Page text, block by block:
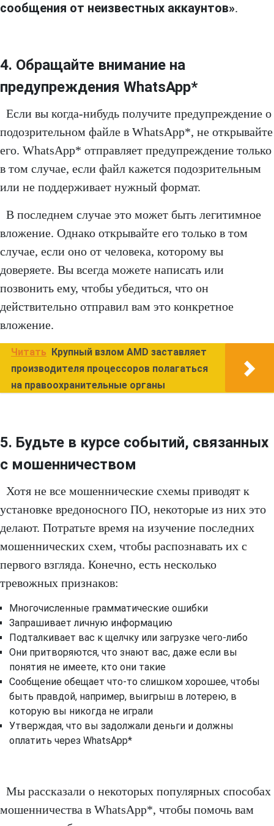
сообщения от неизвестных аккаунтов».
4. Обращайте внимание на
предупреждения WhatsApp*
Если вы когда-нибудь получите предупреждение о
подозрительном файле в WhatsApp*, не открывайте
его. WhatsApp* отправляет предупреждение только
в том случае, если файл кажется подозрительным
или не поддерживает нужный формат.
В последнем случае это может быть легитимное
вложение. Однако открывайте его только в том
случае, если оно от человека, которому вы
доверяете. Вы всегда можете написать или
позвонить ему, чтобы убедиться, что он
действительно отправил вам это конкретное
вложение.
Читать
Крупный взлом AMD заставляет
производителя процессоров полагаться
на правоохранительные органы
5. Будьте в курсе событий, связанных
с мошенничеством
Хотя не все мошеннические схемы приводят к
установке вредоносного ПО, некоторые из них это
делают. Потратьте время на изучение последних
мошеннических схем, чтобы распознавать их с
первого взгляда. Конечно, есть несколько
тревожных признаков:
Многочисленные грамматические ошибки
Запрашивает личную информацию
Подталкивает вас к щелчку или загрузке чего-либо
Они притворяются, что знают вас, даже если вы
понятия не имеете, кто они такие
Сообщение обещает что-то слишком хорошее, чтобы
быть правдой, например, выигрыш в лотерею, в
которую вы никогда не играли
Утверждая, что вы задолжали деньги и должны
оплатить через WhatsApp*
Мы рассказали о некоторых популярных способах
мошенничества в WhatsApp*, чтобы помочь вам